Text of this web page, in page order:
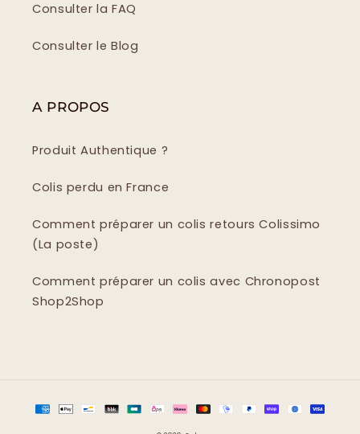
Consulter la FAQ
Consulter le Blog
A PROPOS
Produit Authentique ?
Colis perdu en France
Comment préparer un colis retours Colissimo
(La poste)
Comment préparer un colis avec Chronopost
Shop2Shop
Moyens